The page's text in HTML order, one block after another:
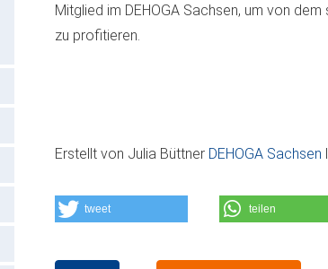
Mitglied im DEHOGA Sachsen, um von
zu profitieren.
Erstellt von Julia Büttner DEHOGA Sachsen
tweet teilen